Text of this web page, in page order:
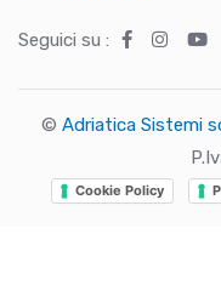
Seguici su :
© Adriatica Sistemi
Cookie Policy